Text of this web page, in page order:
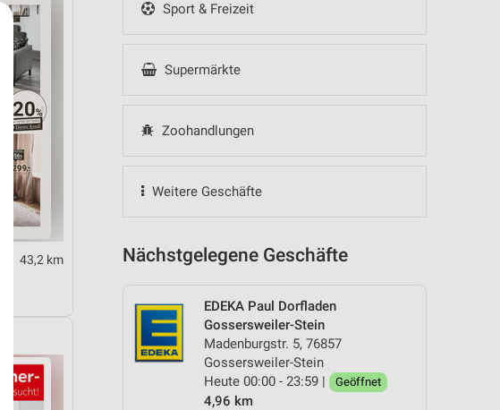
Sport & Freizeit
Supermärkte
Zoohandlungen
Weitere Geschäfte
Nächstgelegene Geschäfte
EDEKA Paul Dorfladen
Gossersweiler-Stein
Madenburgstr. 5, 76857
Gossersweiler-Stein
Heute 00:00 - 23:59 |
Geöffnet
4,96 km
43,2 km